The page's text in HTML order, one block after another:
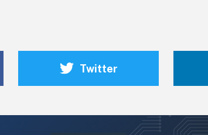
Twitter